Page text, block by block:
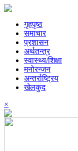
गृहपृष्ठ
समाचार
प्रशासन
अर्थतन्त्र
स्वास्थ्य/शिक्षा
मनोरन्जन
अन्तर्राष्ट्रिय
खेलकुद
×